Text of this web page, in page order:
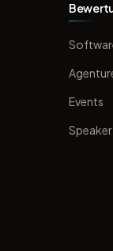
Events
Speaker